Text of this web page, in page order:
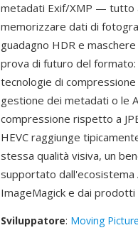
metadati Exif/XMP — tutto
memorizzare dati di
guadagno HDR e
prova di futuro del
tecnologie di
gestione dei metadati o le
compressione rispetto a
HEVC raggiunge
stessa qualità visiva, un
supportato dall'ecosistema
ImageMagick e dai prodotti
Sviluppatore: Moving